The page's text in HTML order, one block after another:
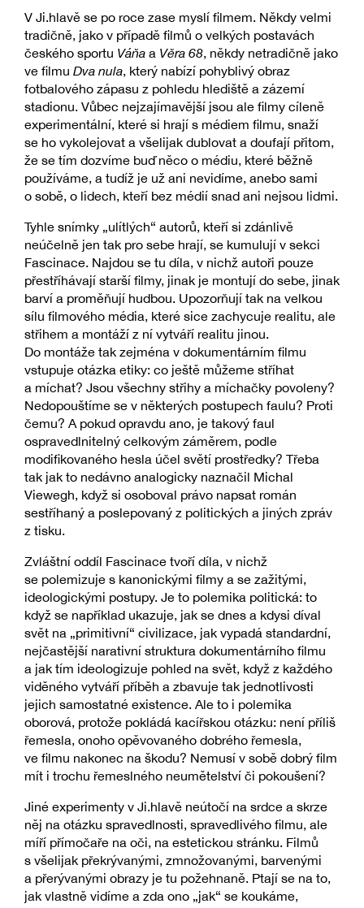
V Ji.hlavě se po roce zase myslí filmem. Někdy velmi
tradičně, jako v případě filmů o velkých postavách
českého sportu Váňa a Věra 68, někdy netradičně jako
ve filmu Dva nula, který nabízí pohyblivý obraz
fotbalového zápasu z pohledu hlediště a zázemí
stadionu. Vůbec nejzajímavější jsou ale filmy cíleně
experimentální, které si hrají s médiem filmu, snaží
se ho vykolejovat a všelijak dublovat a doufají přitom,
že se tím dozvíme buď něco o médiu, které běžně
používáme, a tudíž je už ani nevidíme, anebo sami
o sobě, o lidech, kteří bez médií snad ani nejsou lidmi.
Tyhle snímky „ulítlých“ autorů, kteří si zdánlivě
neúčelně jen tak pro sebe hrají, se kumulují v sekci
Fascinace. Najdou se tu díla, v nichž autoři pouze
přestříhávají starší filmy, jinak je montují do sebe, jinak
barví a proměňují hudbou. Upozorňují tak na velkou
sílu filmového média, které sice zachycuje realitu, ale
střihem a montáží z ní vytváří realitu jinou.
Do montáže tak zejména v dokumentárním filmu
vstupuje otázka etiky: co ještě můžeme stříhat
a míchat? Jsou všechny střihy a míchačky povoleny?
Nedopouštíme se v některých postupech faulu? Proti
čemu? A pokud opravdu ano, je takový faul
ospravedlnitelný celkovým záměrem, podle
modifikovaného hesla účel světí prostředky? Třeba
tak jak to nedávno analogicky naznačil Michal
Viewegh, když si osoboval právo napsat román
sestříhaný a poslepovaný z politických a jiných zpráv
z tisku.
Zvláštní oddíl Fascinace tvoří díla, v nichž
se polemizuje s kanonickými filmy a se zažitými,
ideologickými postupy. Je to polemika politická: to
když se například ukazuje, jak se dnes a kdysi díval
svět na „primitivní“ civilizace, jak vypadá standardní,
nejčastější narativní struktura dokumentárního filmu
a jak tím ideologizuje pohled na svět, když z každého
viděného vytváří příběh a zbavuje tak jednotlivosti
jejich samostatné existence. Ale to i polemika
oborová, protože pokládá kacířskou otázku: není příliš
řemesla, onoho opěvovaného dobrého řemesla,
ve filmu nakonec na škodu? Nemusí v sobě dobrý film
mít i trochu řemeslného neumětelství či pokoušení?
Jiné experimenty v Ji.hlavě neútočí na srdce a skrze
něj na otázku spravedlnosti, spravedlivého filmu, ale
míří přímočaře na oči, na estetickou stránku. Filmů
s všelijak překrývanými, zmnožovanými, barvenými
a přerývanými obrazy je tu požehnaně. Ptají se na to,
jak vlastně vidíme a zda ono „jak“ se koukáme,